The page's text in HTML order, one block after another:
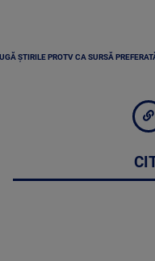
ȘTIRILE PROTV CA SURSĂ